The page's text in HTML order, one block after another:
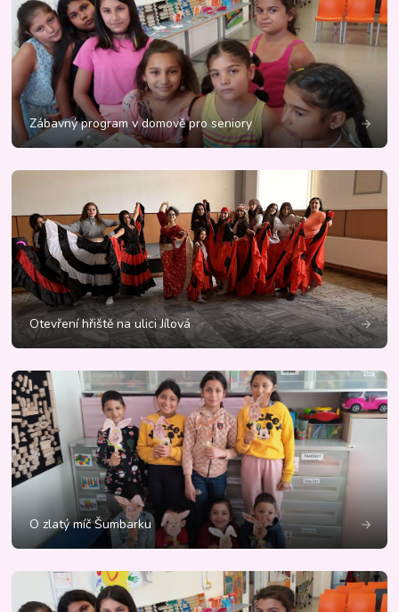
Zábavný program v domově pro seniory
Otevření hřiště na ulici Jílová
O zlatý míč Šumbarku